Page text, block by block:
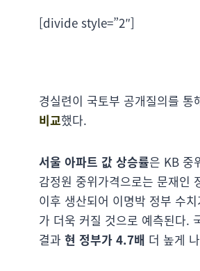
[divide style=”2″]
경실련이 국토부 공개질의를 통
비교했다.
서울 아파트 값 상승률은 KB 중
감정원 중위가격으로는 문재인
이후 생산되어 이명박 정부 수
가 더욱 커질 것으로 예측된다.
결과 현 정부가 4.7배 더 높게